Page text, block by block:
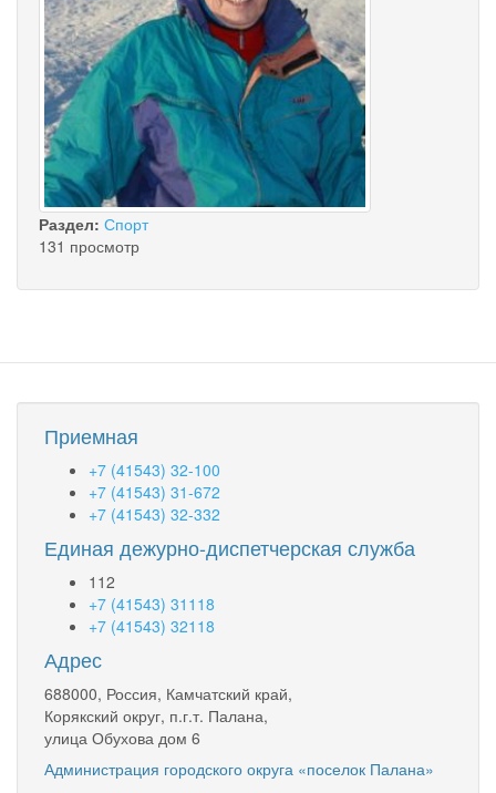
Раздел: Спорт
131 просмотр
Приемная
+7 (41543) 32-100
+7 (41543) 31-672
+7 (41543) 32-332
Единая дежурно-диспетчерская служба
112
+7 (41543) 31118
+7 (41543) 32118
Адрес
688000, Россия, Камчатский край,
Корякский округ, п.г.т. Палана,
улица Обухова дом 6
Администрация городского округа «поселок Палана»